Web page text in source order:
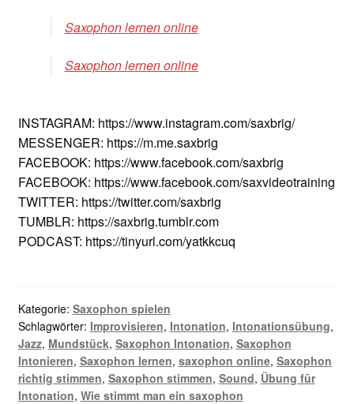
Saxophon lernen online
Saxophon lernen online
INSTAGRAM: https://www.instagram.com/saxbrig/
MESSENGER: https://m.me.saxbrig
FACEBOOK: https://www.facebook.com/saxbrig
FACEBOOK: https://www.facebook.com/saxvideotraining
TWITTER: https://twitter.com/saxbrig
TUMBLR: https://saxbrig.tumblr.com
PODCAST: https://tinyurl.com/yatkkcuq
Kategorie: Saxophon spielen
Schlagwörter: Improvisieren, Intonation, Intonationsübung,
Jazz, Mundstück, Saxophon Intonation, Saxophon
Intonieren, Saxophon lernen, saxophon online, Saxophon
richtig stimmen, Saxophon stimmen, Sound, Übung für
Intonation, Wie stimmt man ein saxophon